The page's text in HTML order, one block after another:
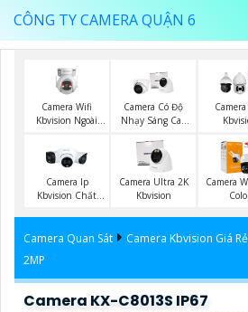
CÔNG TY CAMERA QUẬN 6
Camera Wifi
Kbvision Ngoài
Camera Có Độ
Nhạy Sáng Cao
Camera
Camera Ip
Kbvision Chất
Camera Ultra 2K
Kbvision
Camera
Camera Quan Sát Camera Kbvision Giá Rẻ
2MP
Camera KX-C8013S IP67